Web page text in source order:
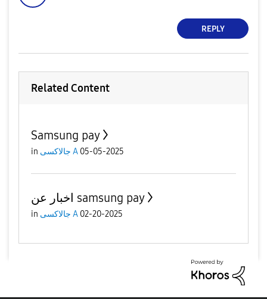
REPLY
Related Content
Samsung pay
in جالاكسى A 05-05-2025
اخبار عن samsung pay
in جالاكسى A 02-20-2025